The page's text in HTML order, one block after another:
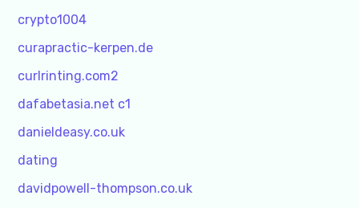
crypto1004
curapractic-kerpen.de
curlrinting.com2
dafabetasia.net c1
danieldeasy.co.uk
dating
davidpowell-thompson.co.uk